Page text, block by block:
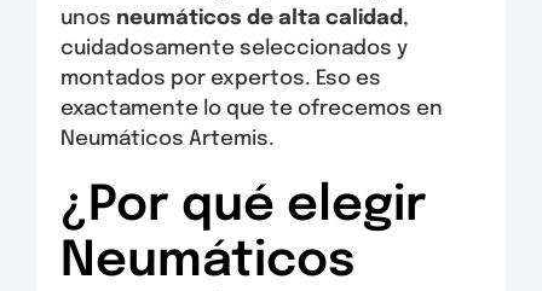
unos neumáticos de alta calidad ,
cuidadosamente seleccionados y
montados por expertos. Eso es
exactamente lo que te ofrecemos en
Neumáticos Artemis.
¿Por qué elegir
Neumáticos